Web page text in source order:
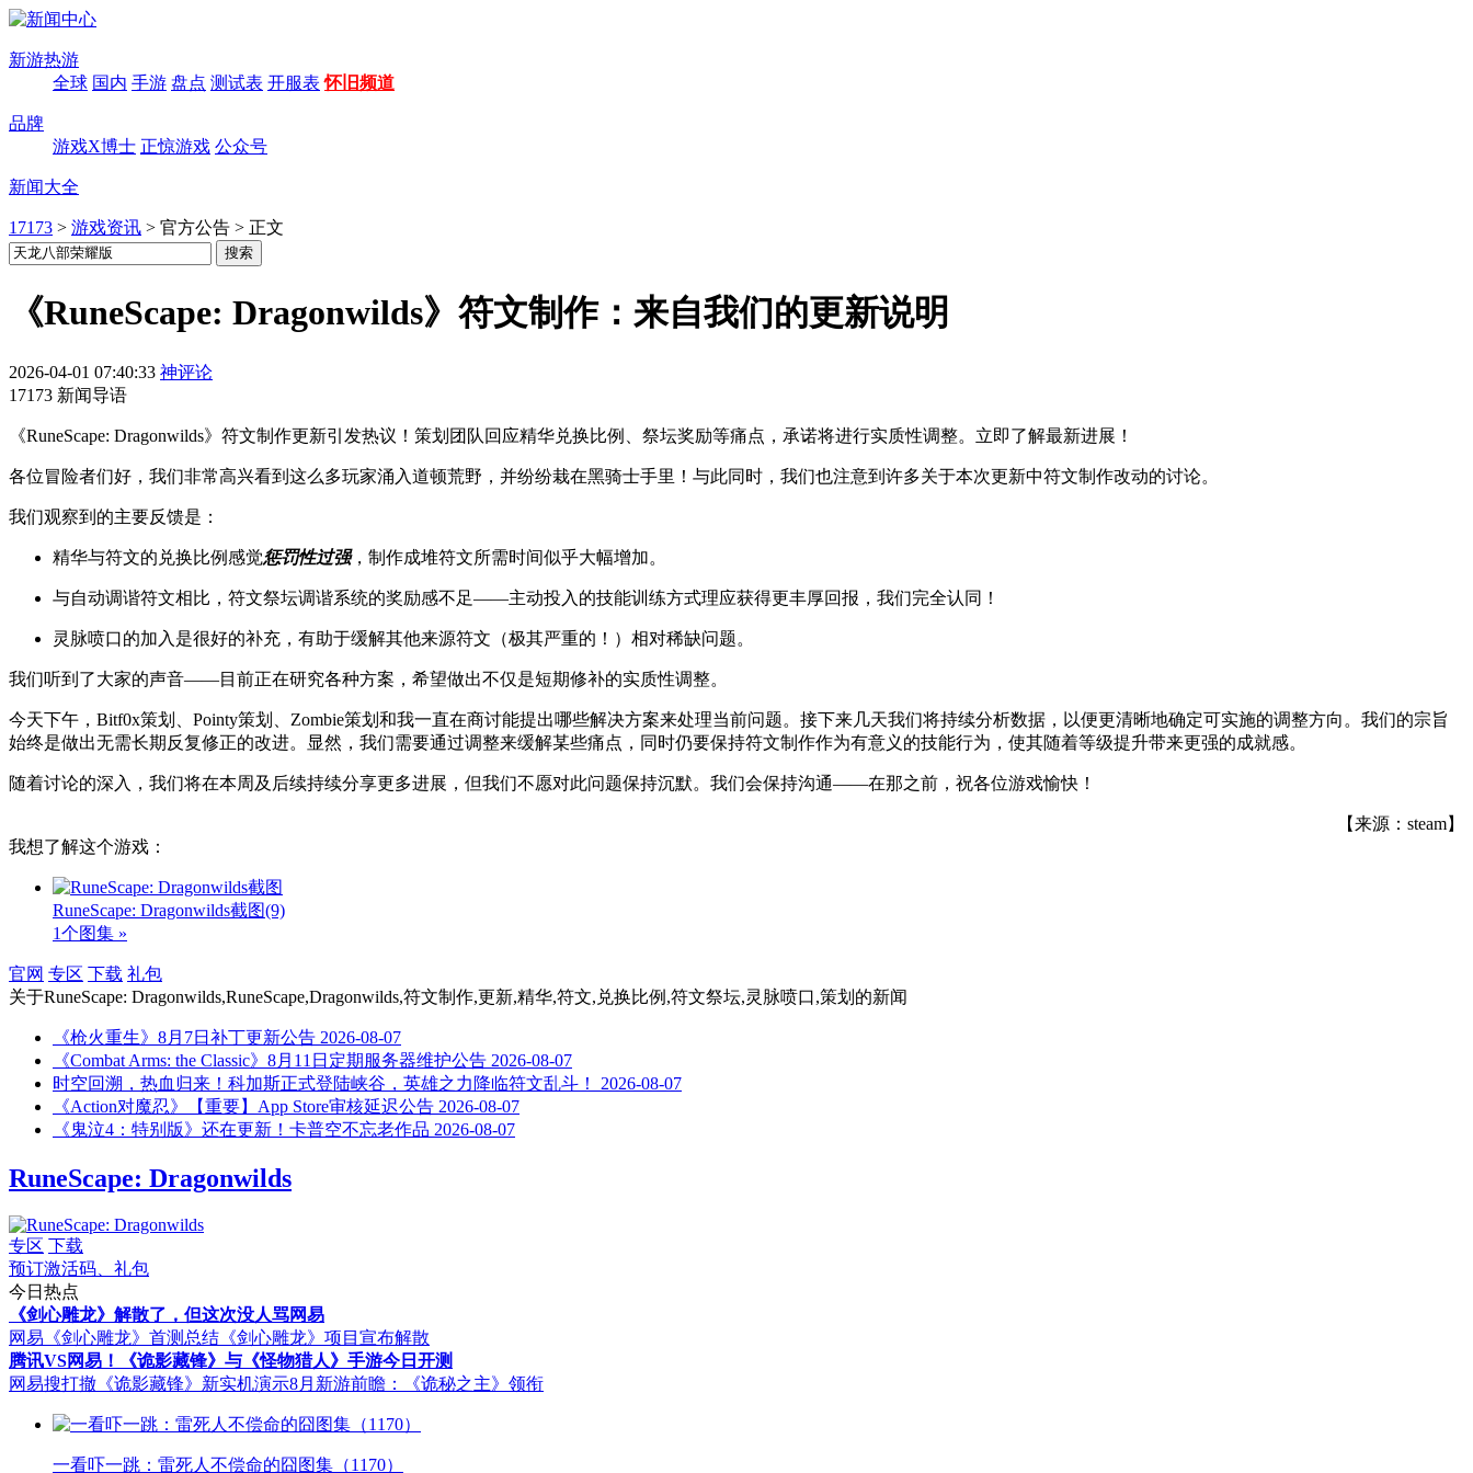
新游热游
全球 国内 手游 盘点 测试表 开服表 怀旧频道
品牌
游戏X博士 正惊游戏 公众号
新闻大全
17173 > 游戏资讯 > 官方公告 > 正文
《RuneScape: Dragonwilds》符文制作：来自我们的更新说明
2026-04-01 07:40:33 神评论
17173 新闻导语
《RuneScape: Dragonwilds》符文制作更新引发热议！策划团队回应精华兑换比例、祭坛奖励等痛点，承诺将进行实质性调整。立即了解最新进展！
各位冒险者们好，我们非常高兴看到这么多玩家涌入道顿荒野，并纷纷栽在黑骑士手里！与此同时，我们也注意到许多关于本次更新中符文制作改动的讨论。
我们观察到的主要反馈是：
精华与符文的兑换比例感觉惩罚性过强，制作成堆符文所需时间似乎大幅增加。
与自动调谐符文相比，符文祭坛调谐系统的奖励感不足——主动投入的技能训练方式理应获得更丰厚回报，我们完全认同！
灵脉喷口的加入是很好的补充，有助于缓解其他来源符文（极其严重的！）相对稀缺问题。
我们听到了大家的声音——目前正在研究各种方案，希望做出不仅是短期修补的实质性调整。
今天下午，Bitf0x策划、Pointy策划、Zombie策划和我一直在商讨能提出哪些解决方案来处理当前问题。接下来几天我们将持续分析数据，以便更清晰地确定可实施的调整方向。我们的宗旨
始终是做出无需长期反复修正的改进。显然，我们需要通过调整来缓解某些痛点，同时仍要保持符文制作作为有意义的技能行为，使其随着等级提升带来更强的成就感。
随着讨论的深入，我们将在本周及后续持续分享更多进展，但我们不愿对此问题保持沉默。我们会保持沟通——在那之前，祝各位游戏愉快！
【来源：steam】
我想了解这个游戏：
RuneScape: Dragonwilds截图(9)
1个图集 »
官网 专区 下载 礼包
关于RuneScape: Dragonwilds,RuneScape,Dragonwilds,符文制作,更新,精华,符文,兑换比例,符文祭坛,灵脉喷口,策划 的新闻
《枪火重生》8月7日补丁更新公告 2026-08-07
《Combat Arms: the Classic》8月11日定期服务器维护公告 2026-08-07
时空回溯，热血归来！科加斯正式登陆峡谷，英雄之力降临符文乱斗！
2026-08-07
《Action对魔忍》【重要】App Store审核延迟公告 2026-08-07
《鬼泣4：特别版》还在更新！卡普空不忘老作品 2026-08-07
RuneScape: Dragonwilds
专区 下载
预订激活码、礼包
今日热点
《剑心雕龙》解散了，但这次没人骂网易
网易《剑心雕龙》首测总结 《剑心雕龙》项目宣布解散
腾讯VS网易！《诡影藏锋》与《怪物猎人》手游今日开测
网易搜打撤《诡影藏锋》新实机演示8月新游前瞻：《诡秘之主》领衔
一看吓一跳：雷死人不偿命的囧图集（1170）